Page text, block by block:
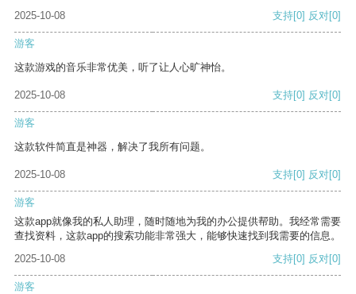
2025-10-08
支持[0] 反对[0]
游客
这款游戏的音乐非常优美，听了让人心旷神怡。
2025-10-08 支持[0] 反对[0]
游客
这款软件简直是神器，解决了我所有问题。
2025-10-08 支持[0] 反对[0]
游客
这款app就像我的私人助理，随时随地为我的办公提供帮助。我经常需要
查找资料，这款app的搜索功能非常强大，能够快速找到我需要的信息。
2025-10-08
支持[0] 反对[0]
游客